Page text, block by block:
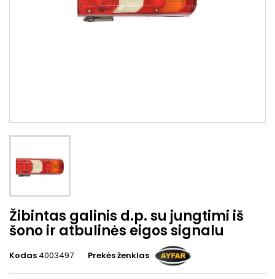
Žibintas galinis d.p. su jungtimi iš
šono ir atbulinės eigos signalu
Kodas 4003497 Prekės ženklas